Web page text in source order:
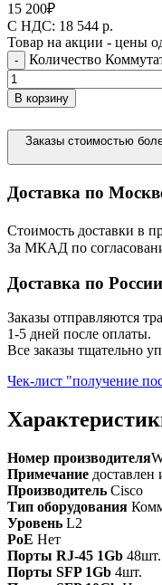
15 200₽
C НДС: 18 544 р.
Товар на акции - цены
- Количество
В корзину
Заказы стоимостью
Доставка по
Стоимость доставки в
За МКАД по
Доставка по России
Заказы отправляются
1-5 дней после оплаты.
Все заказы тщательно
Чек-лист "получение
Номер производителя
Примечание
Производитель Cisco
Тип оборудования
Уровень L2
PoE Нет
Порты RJ-45 1Gb 48шт.
Порты SFP 1Gb 4шт.